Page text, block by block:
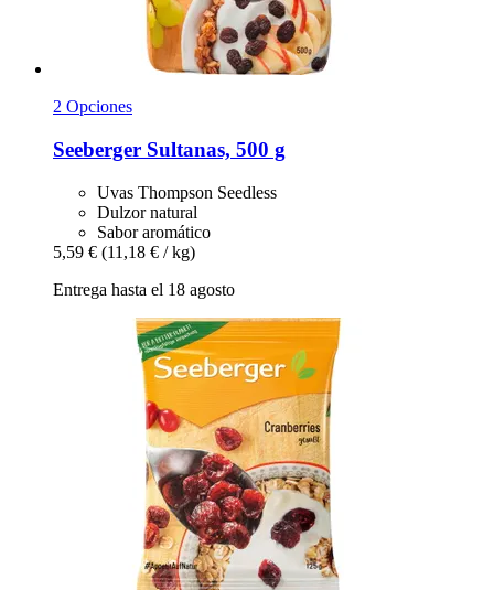
2 Opciones
Seeberger Sultanas, 500 g
Uvas Thompson Seedless
Dulzor natural
Sabor aromático
5,59 € (11,18 € / kg)
Entrega hasta el 18 agosto